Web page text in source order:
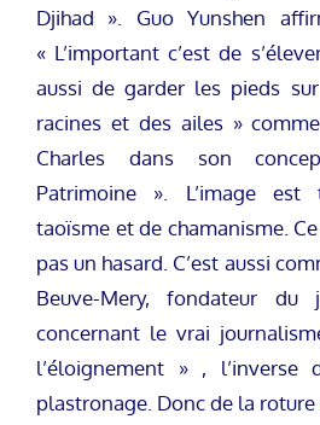
Djihad ». Guo Yunshen
« L’important c’est de
aussi de garder les pieds
racines et des ailes »
Charles dans son
Patrimoine ». L’image
taoïsme et de chamanisme.
pas un hasard. C’est aussi
Beuve-Mery, fondateur du
concernant le vrai
l’éloignement » ,
plastronage. Donc de la roture